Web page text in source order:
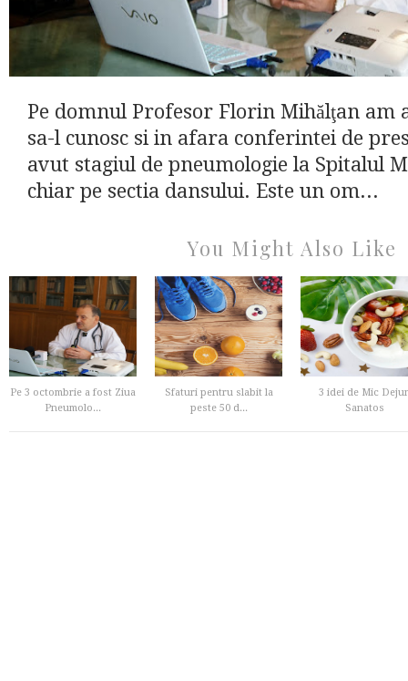
Pe domnul Profesor Florin Mihălţan am
sa-l cunosc si in afara conferintei de
avut stagiul de pneumologie la Spitalul
chiar pe sectia dansului. Este un om...
You Might Also Like
Pe 3 octombrie a fost Ziua
Pneumolo...
Sfaturi pentru slabit la
peste 50 d...
3 idei de Mic
Sanatos